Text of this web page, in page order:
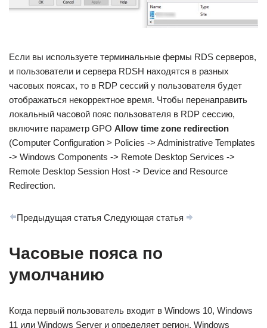
Если вы используете терминальные фермы RDS серверов,
и пользователи и сервера RDSH находятся в разных
часовых поясах, то в RDP сессий у пользователя будет
отображаться некорректное время. Чтобы перенаправить
локальный часовой пояс пользователя в RDP сессию,
включите параметр GPO Allow time zone redirection
(Computer Configuration > Policies -> Administrative Templates
-> Windows Components -> Remote Desktop Services ->
Remote Desktop Session Host -> Device and Resource
Redirection.
Предыдущая статья Следующая статья
Часовые пояса по
умолчанию
Когда первый пользователь входит в Windows 10, Windows
11 или Windows Server и определяет регион, Windows